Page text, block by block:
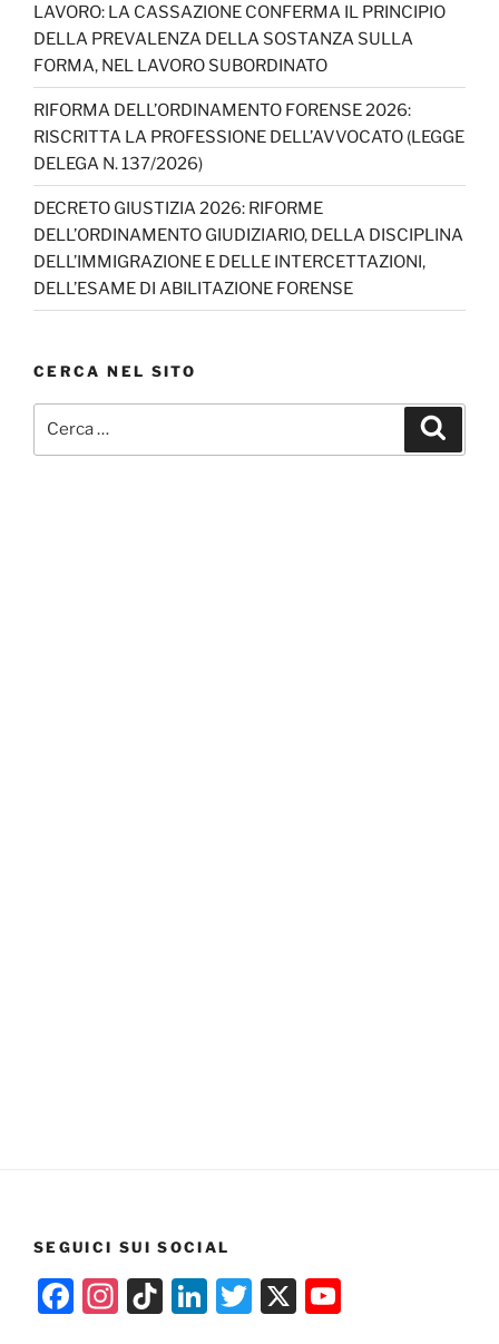
LAVORO: LA CASSAZIONE CONFERMA IL PRINCIPIO
DELLA PREVALENZA DELLA SOSTANZA SULLA
FORMA, NEL LAVORO SUBORDINATO
RIFORMA DELL’ORDINAMENTO FORENSE 2026:
RISCRITTA LA PROFESSIONE DELL’AVVOCATO (LEGGE
DELEGA N. 137/2026)
DECRETO GIUSTIZIA 2026: RIFORME
DELL’ORDINAMENTO GIUDIZIARIO, DELLA DISCIPLINA
DELL’IMMIGRAZIONE E DELLE INTERCETTAZIONI,
DELL’ESAME DI ABILITAZIONE FORENSE
CERCA NEL SITO
SEGUICI SUI SOCIAL
F
In Ti Li T
X